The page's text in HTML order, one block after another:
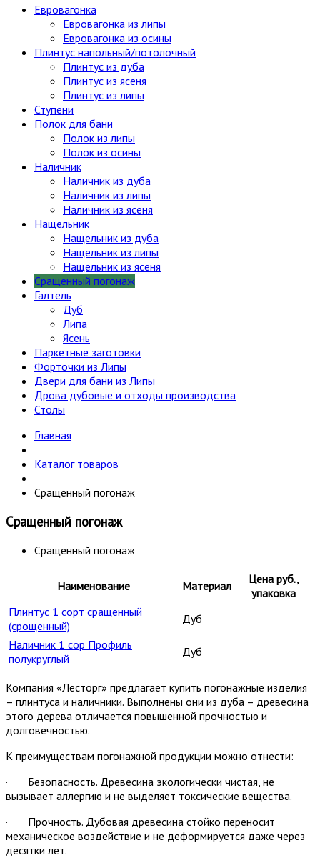
Евровагонка
Евровагонка из липы
Евровагонка из осины
Плинтус напольный/потолочный
Плинтус из дуба
Плинтус из ясеня
Плинтус из липы
Ступени
Полок для бани
Полок из липы
Полок из осины
Наличник
Наличник из дуба
Наличник из липы
Наличник из ясеня
Нащельник
Нащельник из дуба
Нащельник из липы
Нащельник из ясеня
Сращенный погонаж
Галтель
Дуб
Липа
Ясень
Паркетные заготовки
Форточки из Липы
Двери для бани из Липы
Дрова дубовые и отходы производства
Столы
Главная
Каталог товаров
Сращенный погонаж
Сращенный погонаж
Сращенный погонаж
Наименование Материал
Цена руб.,
упаковка
Плинтус 1 сорт сращенный
(срощенный)
Дуб
Наличник 1 сор Профиль
полукруглый
Дуб
Компания «Лесторг» предлагает купить погонажные изделия
– плинтуса и наличники. Выполнены они из дуба – древесина
этого дерева отличается повышенной прочностью и
долговечностью.
К преимуществам погонажной продукции можно отнести:
· Безопасность. Древесина экологически чистая, не
вызывает аллергию и не выделяет токсические вещества.
· Прочность. Дубовая древесина стойко переносит
механическое воздействие и не деформируется даже через
десятки лет.